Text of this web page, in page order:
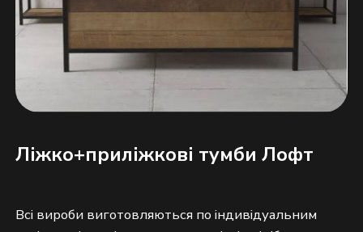
Ліжко+приліжкові тумби Лофт
Всі вироби виготовляються по індивідуальним